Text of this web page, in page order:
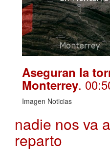
Aseguran la
Monterrey.
Imagen Noticias
nadie nos va
reparto